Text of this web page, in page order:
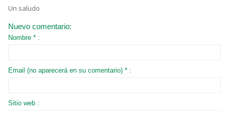
Un saludo
Nuevo comentario:
Nombre * :
Email (no aparecerá en su comentario) * :
Sitio web :